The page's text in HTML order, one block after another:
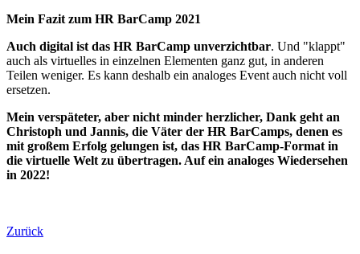
Mein Fazit zum HR BarCamp 2021
Auch digital ist das HR BarCamp unverzichtbar. Und "klappt"
auch als virtuelles in einzelnen Elementen ganz gut, in anderen
Teilen weniger. Es kann deshalb ein analoges Event auch nicht voll
ersetzen.
Mein verspäteter, aber nicht minder herzlicher, Dank geht an
Christoph und Jannis, die Väter der HR BarCamps, denen es
mit großem Erfolg gelungen ist, das HR BarCamp-Format in
die virtuelle Welt zu übertragen. Auf ein analoges Wiedersehen
in 2022!
Zurück